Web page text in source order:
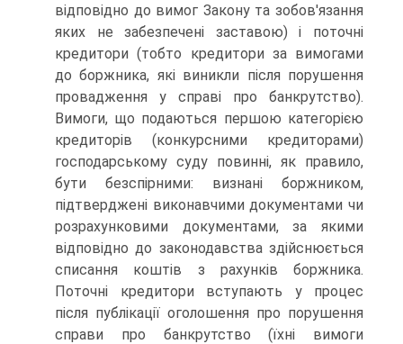
відповідно до вимог Закону та зобов'язання
яких не забезпечені заставою) і поточні
кредитори (тобто кредитори за вимогами
до боржника, які виникли після порушення
провадження у справі про банкрутство).
Вимоги, що подаються першою категорією
кредиторів (конкурсними кредиторами)
господарському суду повинні, як правило,
бути безспірними: визнані боржником,
підтверджені виконавчими документами чи
розрахунковими документами, за якими
відповідно до законодавства здійснюється
списання коштів з рахунків боржника.
Поточні кредитори вступають у процес
після публікації оголошення про порушення
справи про банкрутство (їхні вимоги